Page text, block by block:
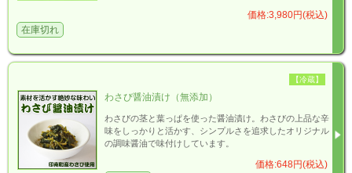
価格:3,980円(税込)
在庫切れ
【冷蔵】
わさび醤油漬け（無添加）
わさびの茎と葉っぱを使った醤油漬け。わさびの上品な辛
味をしっかりと活かす、シンプルさを追求したオリジナル
の調味醤油で味付けしています。
価格:648円(税込)